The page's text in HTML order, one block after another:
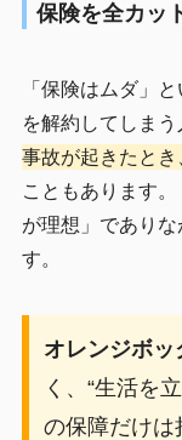
保険を全カッ
「保険はムダ」
を解約してしまう
事故が起きたと
こともあります
が理想」であり
す。
オレンジボッ
く、“生活を
の保障だけは